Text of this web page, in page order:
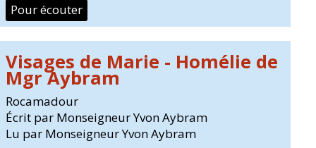
Pour écouter
Visages de Marie - Homélie de
Mgr Aybram
Rocamadour
Écrit par Monseigneur Yvon Aybram
Lu par Monseigneur Yvon Aybram